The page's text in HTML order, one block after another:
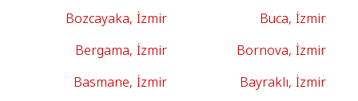
Buca, İzmir
Bozcayaka, İzmir
Bornova, İzmir
Bergama, İzmir
Bayraklı, İzmir
Basmane, İzmir